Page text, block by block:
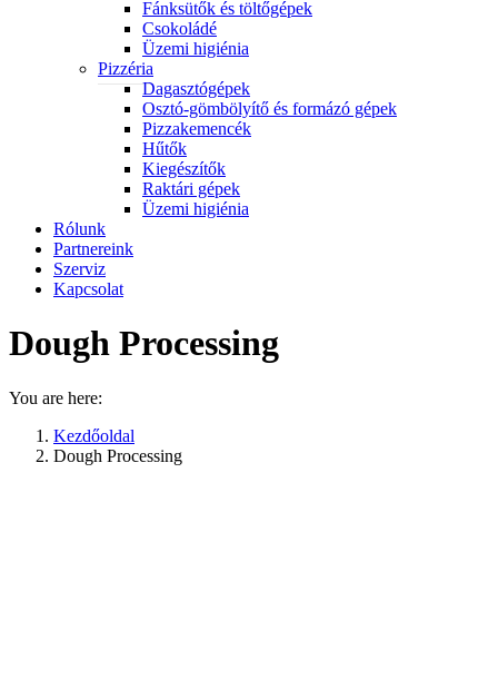
Fánksütők és töltőgépek
Csokoládé
Üzemi higiénia
Pizzéria
Dagasztógépek
Osztó-gömbölyítő és formázó gépek
Pizzakemencék
Hűtők
Kiegészítők
Raktári gépek
Üzemi higiénia
Rólunk
Partnereink
Szerviz
Kapcsolat
Dough Processing
You are here:
Kezdőoldal
Dough Processing